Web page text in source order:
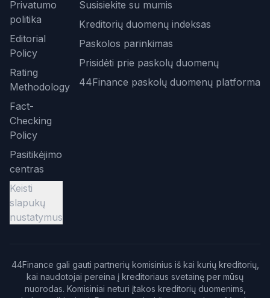
Privatumo
politika
Editorial
Policy
Rating
Methodology
Fact-
Checking
Policy
Pasitikėjimo
centras
Keisti
slapukų
nustatymus
Susisiekite su mumis
Kreditorių duomenų indeksas
Paskolos parinkimas
Prisidėti prie paskolų duomenų
44Finance paskolų duomenų platforma
44Finance gali gauti partnerių komisinius iš kai kurių kreditorių,
kai naudotojai pereina į kreditoriaus svetainę per mūsų
nuorodas. Komisiniai neturi įtakos kreditorių duomenims,